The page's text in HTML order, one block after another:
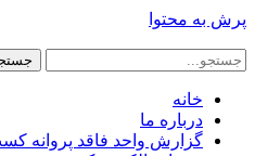
پرش به محتوا
خانه
درباره ما
گزارش واحد فاقد پروانه